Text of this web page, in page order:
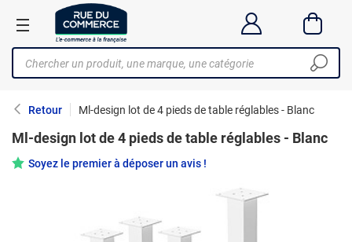
Retour Ml-design lot de 4 pieds de table réglables - Blanc
Ml-design lot de 4 pieds de table réglables - Blanc
Soyez le premier à déposer un avis !